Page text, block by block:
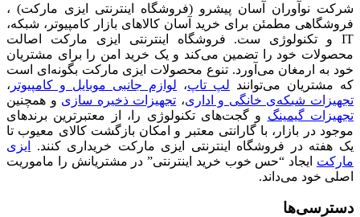
شرکت نوآوران آسان پیشرو (فروشگاه اینترنتی ایزی مارکت) ،
فروشگاهی مطمئن برای خرید آسان کالاهای بازار کامپیوتر، شبکه،
IT و تکنولوژی ست. فروشگاه اینترنتی ایزی مارکت اصالت
محصولات خود را تضمین می‌کند و یک خرید امن را برای مشتریان
خود به ارمغان می‌آورد. تنوع محصولات ایزی مارکت بگونه‌ای است
که مشتریان می‌توانند لپ تاپ، لوازم جانبی موبایل و کامپیوتر ،
تجهیزات شبکه‌ی خانگی و اداری، تجهیزات ذخیره سازی و همچنین
تجهیزات گیمینگ و گجت‌های تکنولوژی را، از معتبرترین برندهای
موجود در بازار، با گارانتی معتبر و امکان بازگشت کالای معیوب تا
یک هفته در فروشگاه اینترنتی ایزی مارکت خریداری کنند.
ایزی
مارکت ایجاد “حس خوب خرید اینترنتی” در مشتریانش را ماموریت
اصلی خود می‌داند.
دسترسی‌ها